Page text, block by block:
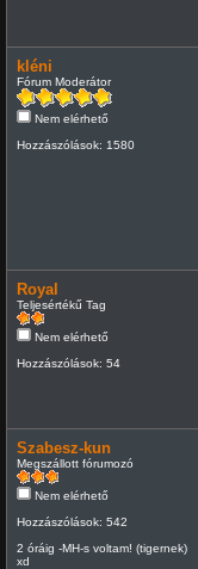
kléni
Fórum Moderátor
Nem elérhető
Hozzászólások: 1580
Royal
Teljesértékű Tag
Nem elérhető
Hozzászólások: 54
Szabesz-kun
Megszállott fórumozó
Nem elérhető
Hozzászólások: 542
2 óráig -MH-s voltam! (tigernek)
xd